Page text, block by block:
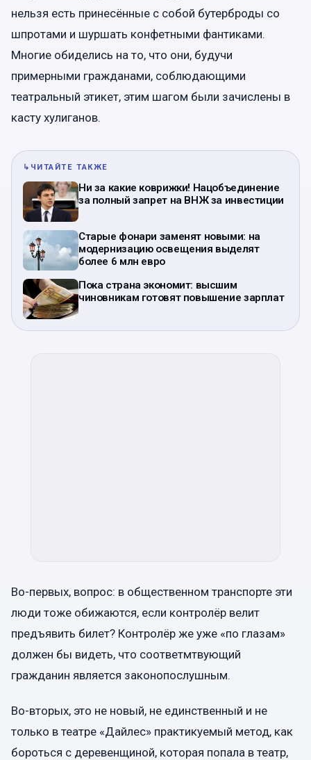
нельзя есть принесённые с собой бутерброды со
шпротами и шуршать конфетными фантиками.
Многие обиделись на то, что они, будучи
примерными гражданами, соблюдающими
театральный этикет, этим шагом были зачислены в
касту хулиганов.
↳ ЧИТАЙТЕ ТАКЖЕ
Ни за какие коврижки! Нацобъединение
за полный запрет на ВНЖ за инвестиции
Старые фонари заменят новыми: на
модернизацию освещения выделят
более 6 млн евро
Пока страна экономит: высшим
чиновникам готовят повышение зарплат
Во-первых, вопрос: в общественном транспорте эти
люди тоже обижаются, если контролёр велит
предъявить билет? Контролёр же уже «по глазам»
должен бы видеть, что соответмтвующий
гражданин является законопослушным.
Во-вторых, это не новый, не единственный и не
только в театре «Дайлес» практикуемый метод, как
бороться с деревенщиной, которая попала в театр,